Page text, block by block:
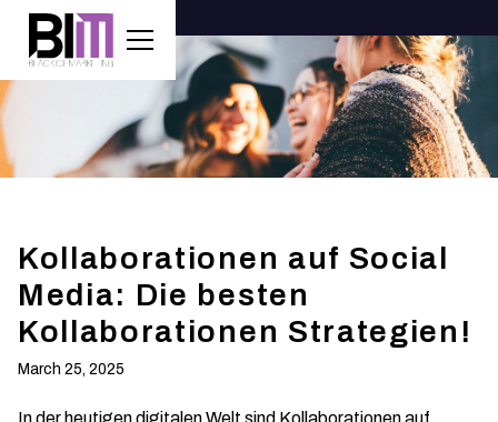
Kollaborationen auf Social
Media: Die besten
Kollaborationen Strategien!
March 25, 2025
In der heutigen digitalen Welt sind Kollaborationen auf